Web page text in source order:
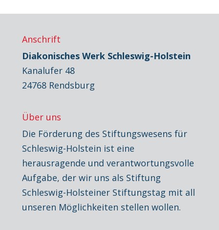
Anschrift
Diakonisches Werk Schleswig-Holstein
Kanalufer 48
24768 Rendsburg
Über uns
Die Förderung des Stiftungswesens für
Schleswig-Holstein ist eine
herausragende und verantwortungsvolle
Aufgabe, der wir uns als Stiftung
Schleswig-Holsteiner Stiftungstag mit all
unseren Möglichkeiten stellen wollen.